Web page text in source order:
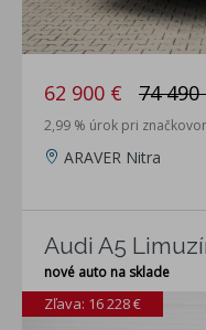
62 900 € 74 490
2,99 % úrok pri
ARAVER Nitra
Audi A5
nové auto na sklade
Zľava: 16 228 €